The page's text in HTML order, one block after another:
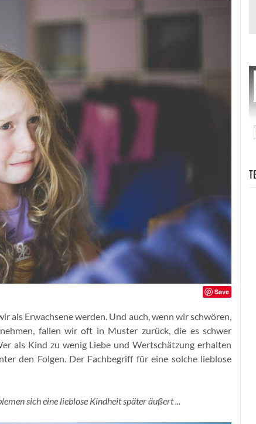
Save
als Erwachsene werden. Und auch, wenn wir schwören,
fallen wir oft in Muster zurück, die es schwer
als Kind zu wenig Liebe und Wertschätzung erhalten
den Folgen. Der Fachbegriff für eine solche lieblose
sich eine lieblose Kindheit später äußert ...